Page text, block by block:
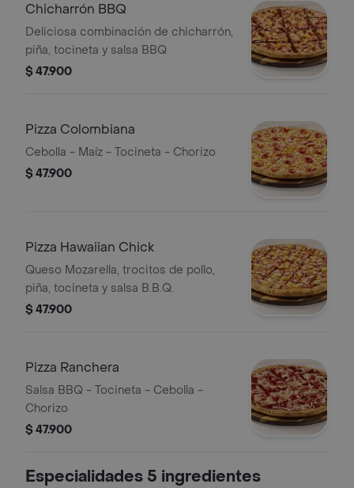
Chicharrón BBQ
Deliciosa combinación de chicharrón,
piña, tocineta y salsa BBQ
$ 47.900
Pizza Colombiana
Cebolla - Maíz - Tocineta - Chorizo
$ 47.900
Pizza Hawaiian Chick
Queso Mozarella, trocitos de pollo,
piña, tocineta y salsa B.B.Q.
$ 47.900
Pizza Ranchera
Salsa BBQ - Tocineta - Cebolla -
Chorizo
$ 47.900
Especialidades 5 ingredientes